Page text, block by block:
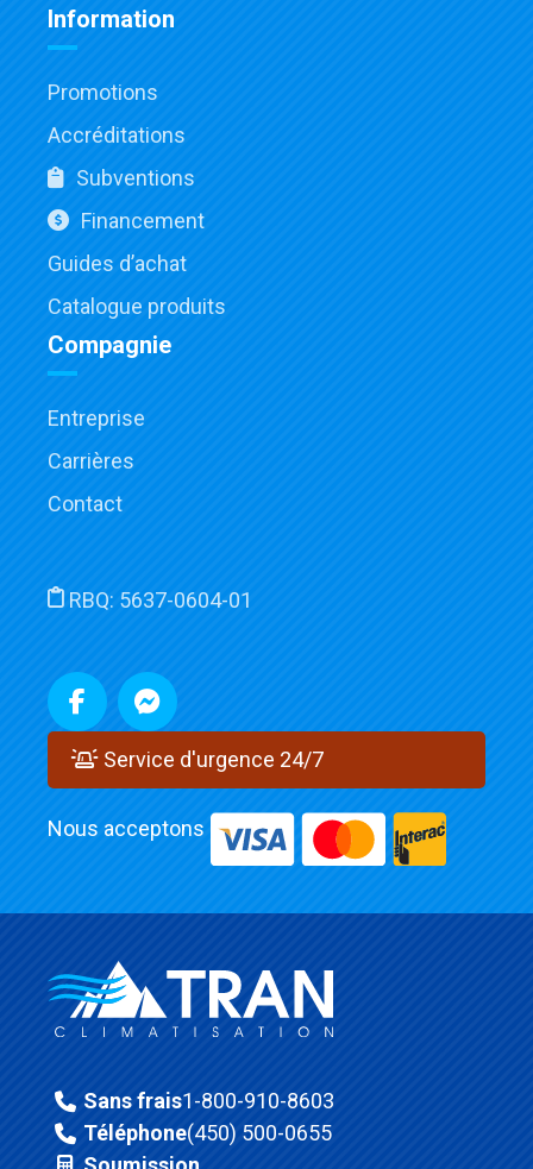
Information
Promotions
Accréditations
Subventions
Financement
Guides d’achat
Catalogue produits
Compagnie
Entreprise
Carrières
Contact
RBQ: 5637-0604-01
Service d'urgence 24/7
Nous acceptons
Sans frais1-800-910-8603
Téléphone(450) 500-0655